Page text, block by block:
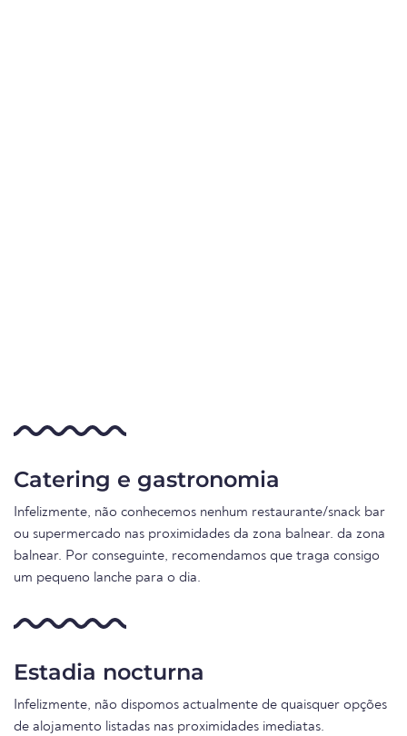
Catering e gastronomia
Infelizmente, não conhecemos nenhum restaurante/snack bar
ou supermercado nas proximidades da zona balnear. da zona
balnear. Por conseguinte, recomendamos que traga consigo
um pequeno lanche para o dia.
Estadia nocturna
Infelizmente, não dispomos actualmente de quaisquer opções
de alojamento listadas nas proximidades imediatas.